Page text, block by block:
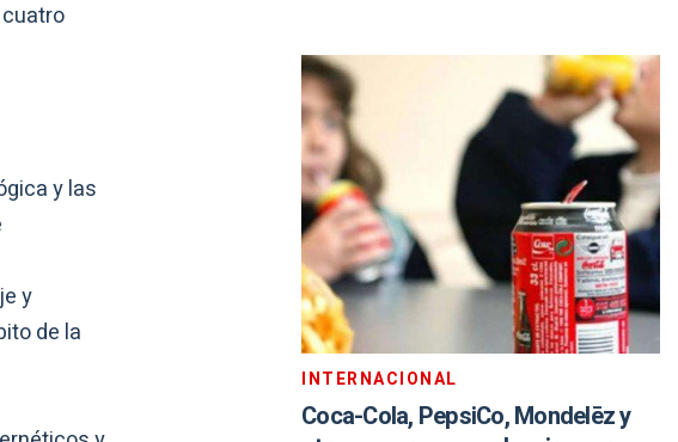
y las
y
de la
INTERNACIONAL
Coca-Cola, PepsiCo, Mondelēz y